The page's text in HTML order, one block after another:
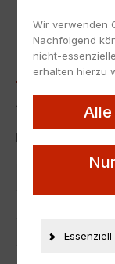
1:18 Revell NSU
Neu, die
Hersteller
Wir verwenden
Nachfolgend
nicht-
erhalten hierzu
Essenziell